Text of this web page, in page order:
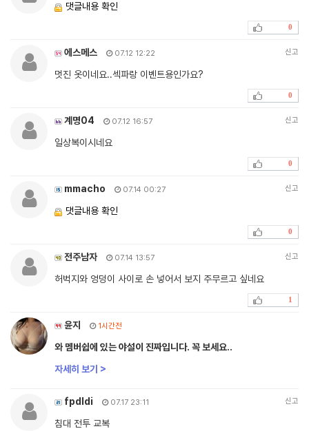
댓글내용 확인
0
에스메스 07.12 12:22 신고
멋진 옷이네요..섹파랑 이벤트용인가요?
0
계명04 07.12 16:57 신고
일상복이시네요
0
mmacho 07.14 00:27 신고
댓글내용 확인
0
전주남자 07.14 13:57 신고
허벅지와 엉덩이 사이로 손 넣어서 보지 주무르고 싶네요
1
윤지 1시간전
와 멤버쉽에 있는 야설이 진짜입니다. 꼭 보세요..
자세히 보기 >
fpdldi 07.17 23:11 신고
침대 전투 교복